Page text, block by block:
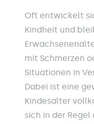
Oft entwickelt
Kindheit und
mit Schmerzen
Situationen in
Dabei ist eine
Kindesalter
sich in der Regel